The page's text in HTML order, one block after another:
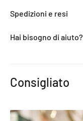
Spedizioni e resi
Hai bisogno di aiuto?
prodotto
Consigliato